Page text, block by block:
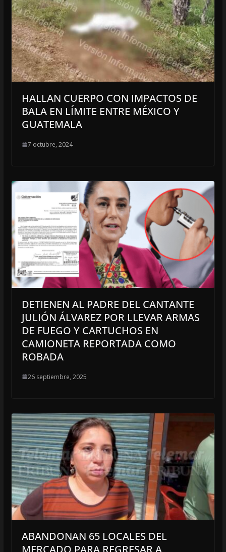
HALLAN CUERPO CON IMPACTOS DE
BALA EN LÍMITE ENTRE MÉXICO Y
GUATEMALA
7 octubre, 2024
DETIENEN AL PADRE DEL CANTANTE
JULIÓN ÁLVAREZ POR LLEVAR ARMAS
DE FUEGO Y CARTUCHOS EN
CAMIONETA REPORTADA COMO
ROBADA
26 septiembre, 2025
ABANDONAN 65 LOCALES DEL